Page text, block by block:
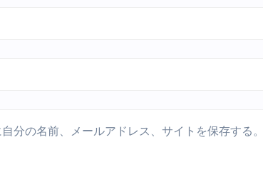
分の名前、メールアドレス、サイトを保存する。